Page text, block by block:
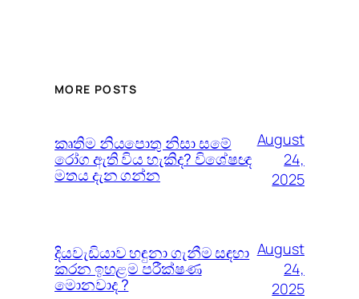
MORE POSTS
කෘතිම නියපොතු නිසා සමේ
රෝග ඇති විය හැකිද? විශේෂඥ
මතය දැන ගන්න
August
24,
2025
දියවැඩියාව හඳුනා ගැනීම සඳහා
කරන ඉහළම පරීක්ෂණ
මොනවාද ?
August
24,
2025